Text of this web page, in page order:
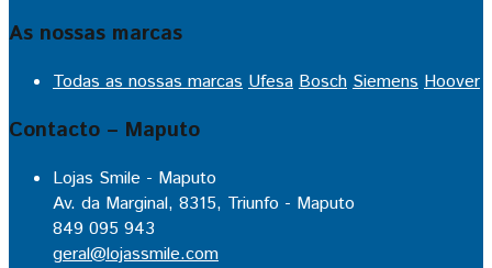
As nossas marcas
Todas as nossas marcas Ufesa Bosch Siemens Hoover
Contacto – Maputo
Lojas Smile - Maputo
Av. da Marginal, 8315, Triunfo - Maputo
849 095 943
geral@lojassmile.com